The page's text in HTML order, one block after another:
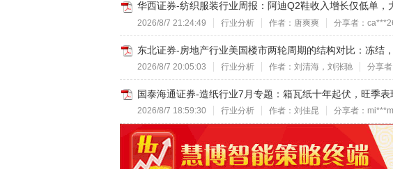
华西证券-纺织服装行业周报：阿迪Q2鞋收入增长仅低单，
2026/8/7 21:24:49 行业分析 作者：唐爽爽 分享者：
东北证券-房地产行业美国楼市两轮周期的结构对比：冻结
2026/8/7 20:05:03 行业分析 作者：刘清海，刘张驰 分享
国泰海通证券-造纸行业7月专题：箱瓦纸十年起伏，旺季
2026/8/7 18:59:30 行业分析 作者：刘佳昆 分享者：